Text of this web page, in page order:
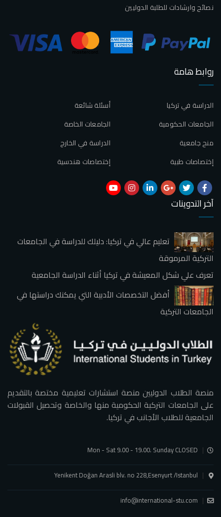
نصائح وارشادات للطلبة الدوليين
روابط هامة
أسئلة شائعة
الدراسة في تركيا
الجامعات الخاصة
الجامعات الحكومية
الدراسة في الخارج
منح جامعية
إختصاصات هندسية
إختصاصات طبية
آخر التدوينات
تعليم عالي في تركيا: دليلك للدراسة في الجامعات
التركية المرموقة
تعرف علي شكل المعيشة في تركيا أثناء الدراسة الجامعية
أفضل التخصصات الأدبية التي يمكنك دراستها في
الجامعات التركية
منصة الطلاب الدوليين منصة استشارات تعليمية مختصة بالتقديم
على الجامعات التركية الحكومية منها والخاصة وتحصيل القبولات
الجامعية للطلاب الأجانب في تركيا.
Mon - Sat 9.00 - 19.00. Sunday CLOSED
Yenikent Doğan Arasli blv. no 228,Esenyurt /Istanbul
info@international-stu.com